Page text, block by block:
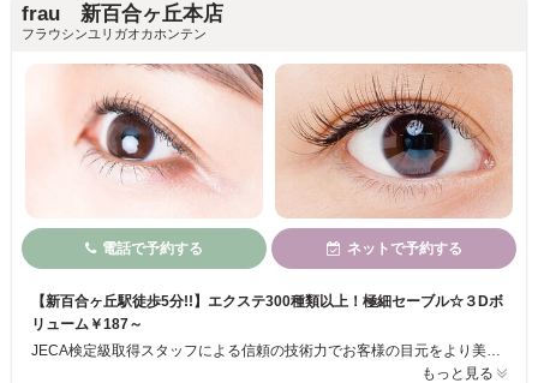
frau 新百合ヶ丘本店
フラウシンユリガオカホンテン
電話で予約する ネットで予約する
【新百合ヶ丘駅徒歩5分!!】エクステ300種類以上！極細セーブル☆３Dボ
リューム￥187～
もっと見る